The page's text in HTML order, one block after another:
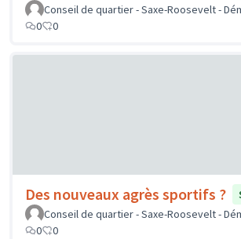
Conseil de quartier - Saxe-Roosevelt -
0
0
Des nouveaux agrès sportifs ?
Conseil de quartier - Saxe-Roosevelt -
0
0